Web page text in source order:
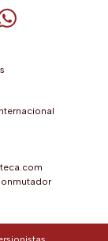
abre en una
(se abre en una
(se abre en
(se abre
de Telegram (se
de
Cuenta de